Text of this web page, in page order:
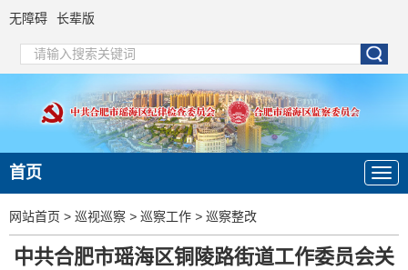
无障碍 长辈版
首页
网站首页 > 巡视巡察 > 巡察工作 > 巡察整改
中共合肥市瑶海区铜陵路街道工作委员会关